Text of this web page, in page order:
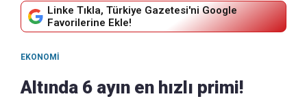
Linke Tıkla, Türkiye Gazetesi'ni Google
Favorilerine Ekle!
EKONOMI
Altında 6 ayın en hızlı primi!